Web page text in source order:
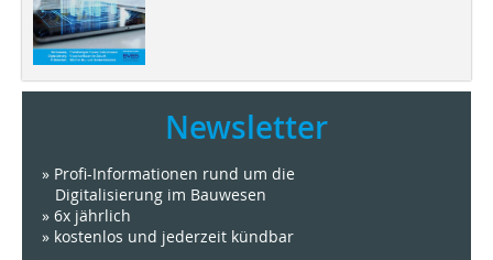
Newsletter
» Profi-Informationen rund um die
Digitalisierung im Bauwesen
» 6x jährlich
» kostenlos und jederzeit kündbar